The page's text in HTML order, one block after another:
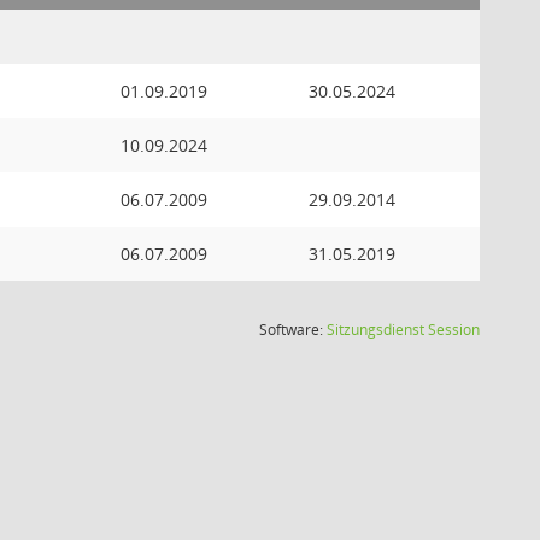
01.09.2019 30.05.2024
10.09.2024
06.07.2009 29.09.2014
06.07.2009 31.05.2019
Software:SitzungsdienstSession(Wird in